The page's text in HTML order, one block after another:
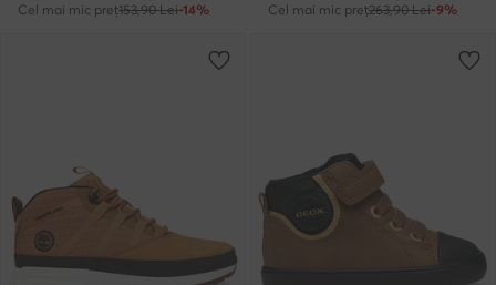
Cel mai mic preț153,90 Lei-14%
Cel mai mic preț263,90 Lei-9%